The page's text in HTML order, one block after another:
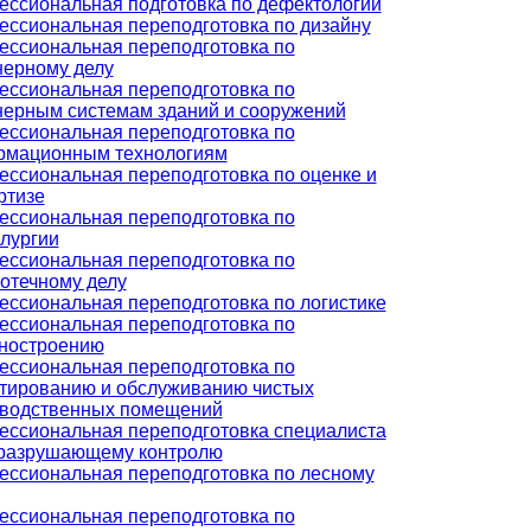
переподготовка по дизайну
переподготовка по
делу
переподготовка по
системам зданий и сооружений
переподготовка по
технологиям
переподготовка по оценке и
переподготовка по
переподготовка по
делу
переподготовка по логистике
переподготовка по
переподготовка по
и обслуживанию чистых
помещений
переподготовка специалиста
контролю
переподготовка по лесному
переподготовка по